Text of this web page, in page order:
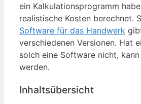
ein Kalkulationsprogramm
realistische Kosten berechnet.
Software für das Handwerk
verschiedenen Versionen. Hat
solch eine Software nicht,
werden.
Inhaltsübersicht